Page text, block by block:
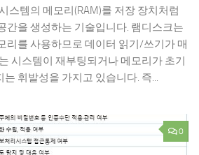
스템의 메모리(RAM)를 저장 장치처럼
간을 생성하는 기술입니다. 램디스크는
리를 사용하므로 데이터 읽기/쓰기가 매
시스템이 재부팅되거나 메모리가 초기
휘발성을 가지고 있습니다. 즉...
0